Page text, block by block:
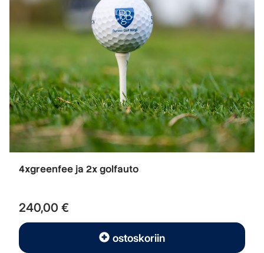
4xgreenfee ja 2x golfauto
240,00 €
ostoskoriin